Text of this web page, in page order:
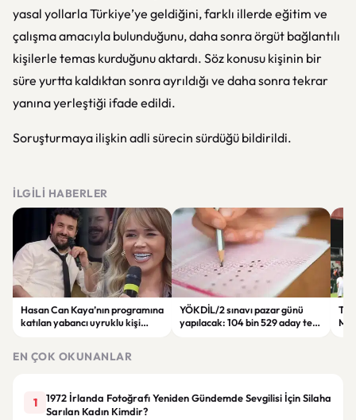
yasal yollarla Türkiye’ye geldiğini, farklı illerde eğitim ve
çalışma amacıyla bulunduğunu, daha sonra örgüt bağlantılı
kişilerle temas kurduğunu aktardı. Söz konusu kişinin bir
süre yurtta kaldıktan sonra ayrıldığı ve daha sonra tekrar
yanına yerleştiği ifade edildi.
Soruşturmaya ilişkin adli sürecin sürdüğü bildirildi.
İLGILI HABERLER
Hasan Can Kaya’nın programına
katılan yabancı uyruklu kişi
YÖKDİL/2 sınavı pazar günü
yapılacak: 104 bin 529 aday ter
EN ÇOK OKUNANLAR
1
1972 İrlanda Fotoğrafı Yeniden Gündemde Sevgilisi İçin Silaha
Sarılan Kadın Kimdir?